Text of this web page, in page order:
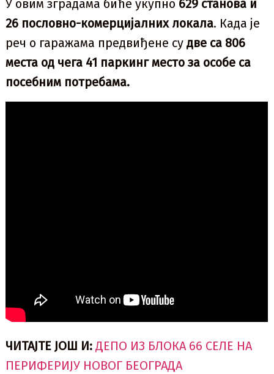
У овим зградама биће укупно 629 станова и
26 пословно-комерцијалних локала. Када је
реч о гаражама предвиђене судве са 806
места од чега 41 паркинг место за особе са
посебним потребама.
ЧИТАЈТЕ ЈОШ И: ДЕПО ИЗ БЛОКА 66 СЕЛЕ НА
ПЕРИФЕРИЈУ НОВОГ БЕОГРАДА